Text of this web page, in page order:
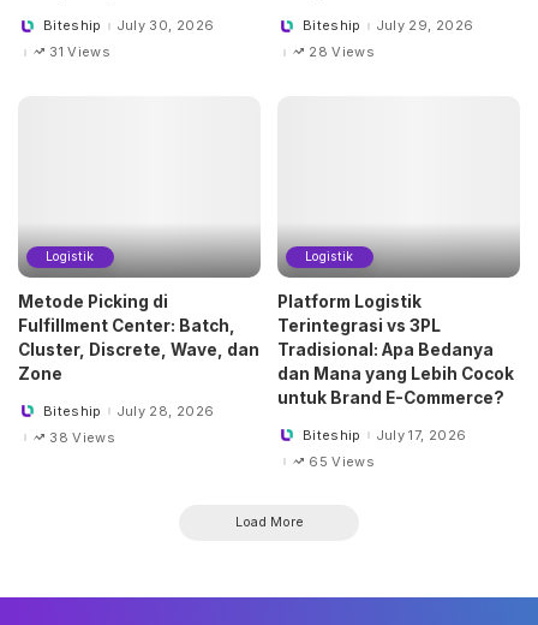
PostedBiteship
July 30, 2026
31 Views
PostedBiteship
July 29, 2026
28 Views
Logistik
Metode Picking di
Fulfillment Center: Batch,
Cluster, Discrete, Wave, dan
Zone
PostedBiteship
July 28, 2026
38 Views
Logistik
Platform Logistik
Terintegrasi vs 3PL
Tradisional: Apa Bedanya
dan Mana yang Lebih Cocok
untuk Brand E-Commerce?
PostedBiteship
July 17, 2026
65 Views
Load More